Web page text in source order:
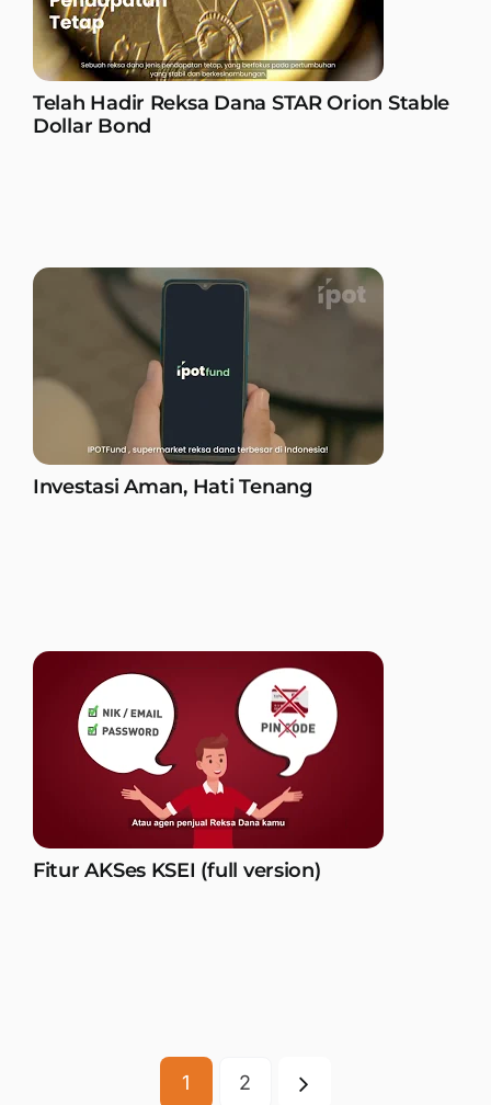
Telah Hadir Reksa Dana STAR Orion Stable
Dollar Bond
Investasi Aman, Hati Tenang
Fitur AKSes KSEI (full version)
1 2